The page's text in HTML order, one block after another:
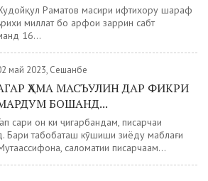
Раҳматов масири ифтихору шараф
миллат бо ҳарфҳои заррин сабт
16...
май 2023, Сешанбе
ҲАМА МАСЪУЛИН ДАР ФИКРИ
БОШАНД...
сари он ки ҷигарбандам, писарчаи
табобаташ кӯшиши зиёду маблағи
саломатии писарчаам...